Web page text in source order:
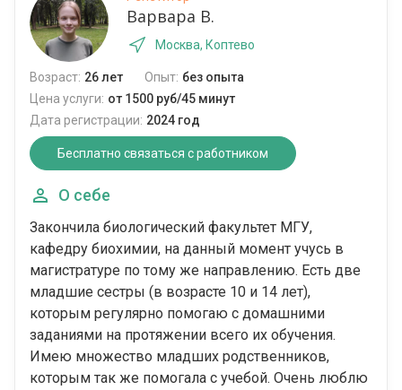
Варвара В.
Москва, Коптево
Возраст: 26 лет Опыт: без опыта
Цена услуги: от 1500 руб/45 минут
Дата регистрации: 2024 год
Бесплатно связаться с работником
О себе
Закончила биологический факультет МГУ,
кафедру биохимии, на данный момент учусь в
магистратуре по тому же направлению. Есть две
младшие сестры (в возрасте 10 и 14 лет),
которым регулярно помогаю с домашними
заданиями на протяжении всего их обучения.
Имею множество младших родственников,
которым так же помогала с учебой. Очень люблю